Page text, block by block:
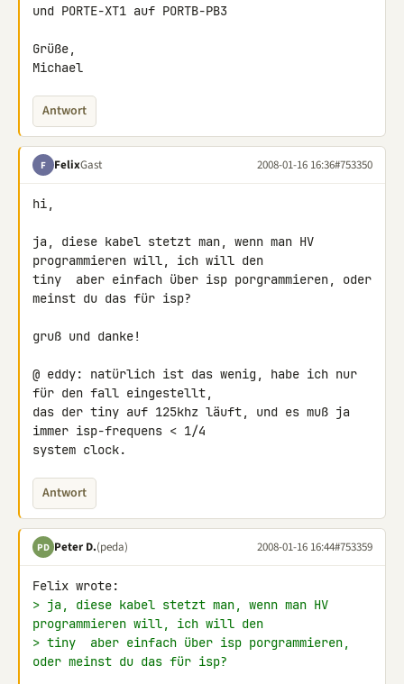
und PORTE-XT1 auf PORTB-PB3
Grüße,
Michael
Antwort
F FelixGast 2008-01-16 16:36#753350
hi,
ja, diese kabel stetzt man, wenn man HV
programmieren will, ich will den
tiny  aber einfach über isp porgrammieren, oder
meinst du das für isp?
gruß und danke!
@ eddy: natürlich ist das wenig, habe ich nur
für den fall eingestellt,
das der tiny auf 125khz läuft, und es muß ja
immer isp-frequens < 1/4
system clock.
Antwort
PD Peter D.(peda) 2008-01-16 16:44#753359
> ja, diese kabel stetzt man, wenn man HV
programmieren will, ich will den
> tiny  aber einfach über isp porgrammieren,
oder meinst du das für isp?